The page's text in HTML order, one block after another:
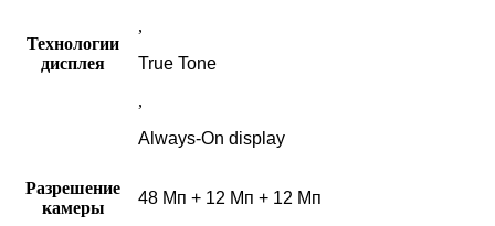
Технологии
дисплея
,
True Tone
,
Always-On display
Разрешение
камеры
48 Мп + 12 Мп + 12 Мп